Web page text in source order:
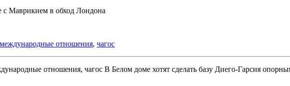
Маврикием в обход Лондона
международные отношения, чагос
В Белом доме хотят сделать базу Диего-Гарсия